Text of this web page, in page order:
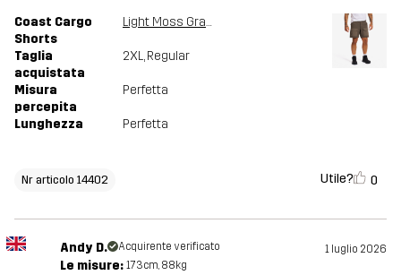
Coast Cargo
Shorts
Light Moss Gray
Taglia
acquistata
2XL, Regular
Misura
percepita
Perfetta
Lunghezza Perfetta
Nr articolo 14402 Utile? 0
Andy D. Acquirente verificato 1 luglio 2026
Le misure: 173cm, 88kg